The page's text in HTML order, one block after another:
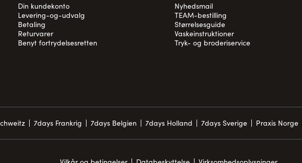
Din kundekonto
Levering-og-udvalg
Betaling
Returvarer
Benyt fortrydelsesretten
Nyhedsmail
TEAM-bestilling
Størrelsesguide
Vaskeinstruktioner
Tryk- og broderiservice
7days Frankrig 7days Belgien 7days Holland 7days Sverige Praxis Norge